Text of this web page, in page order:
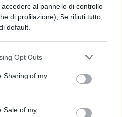
al pannello di controllo
di profilazione); Se rifiuti tutto,
default.
Opt Outs
Sharing of my
Sale of my